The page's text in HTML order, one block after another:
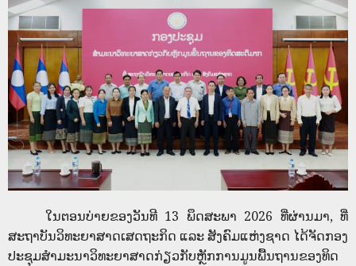
ໃນຕອນບ່າຍຂອງວັນທີ 13 ພຶດສະພາ 2026 ທີ່ຜ່ານມາ, ທີ່
ສະຖາບັນວິທະຍາສາດເສດຖະກິດ ແລະ ສັງຄົມແຫ່ງຊາດ ໄດ້ຈັດກອງ
ປະຊຸມສຳມະນາວິທະຍາສາດກ່ຽວກັບຫຼັກການມູນພື້ນຖານຂອງທິດ